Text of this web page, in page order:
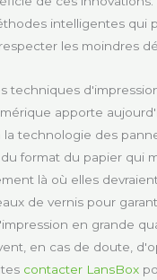
intelligentes qui
les moindres
techniques
apporte
la technologie des
format du papier qui
là où elles
de vernis pour
en grande
en cas de doute,
contacter LansBox